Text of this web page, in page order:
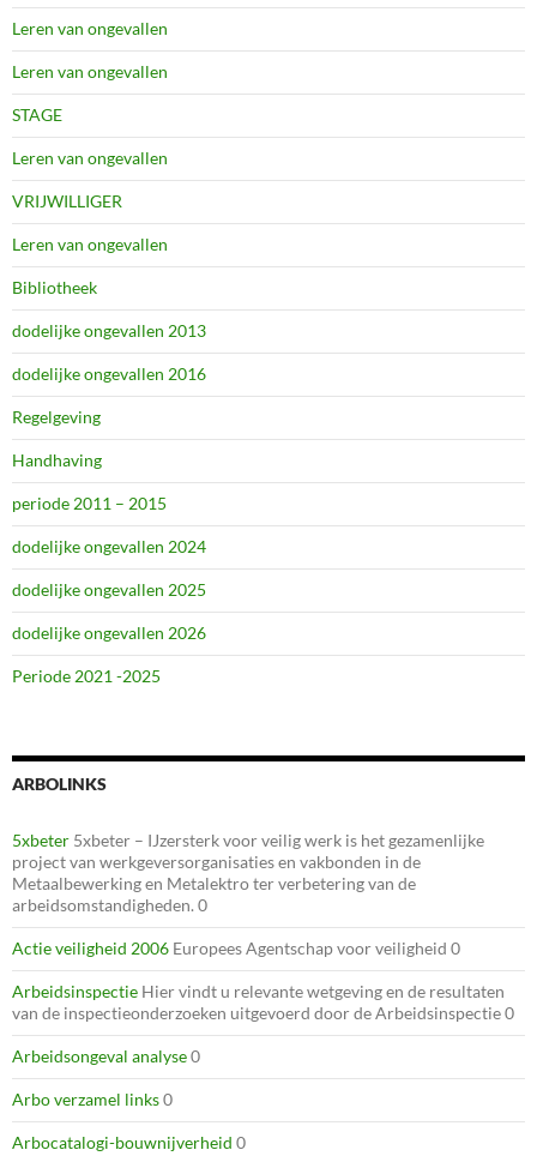
Leren van ongevallen
Leren van ongevallen
STAGE
Leren van ongevallen
VRIJWILLIGER
Leren van ongevallen
Bibliotheek
dodelijke ongevallen 2013
dodelijke ongevallen 2016
Regelgeving
Handhaving
periode 2011 – 2015
dodelijke ongevallen 2024
dodelijke ongevallen 2025
dodelijke ongevallen 2026
Periode 2021 -2025
ARBOLINKS
5xbeter 5xbeter – IJzersterk voor veilig werk is het gezamenlijke
project van werkgeversorganisaties en vakbonden in de
Metaalbewerking en Metalektro ter verbetering van de
arbeidsomstandigheden. 0
Actie veiligheid 2006 Europees Agentschap voor veiligheid 0
Arbeidsinspectie Hier vindt u relevante wetgeving en de resultaten
van de inspectieonderzoeken uitgevoerd door de Arbeidsinspectie 0
Arbeidsongeval analyse0
Arbo verzamel links0
Arbocatalogi-bouwnijverheid 0